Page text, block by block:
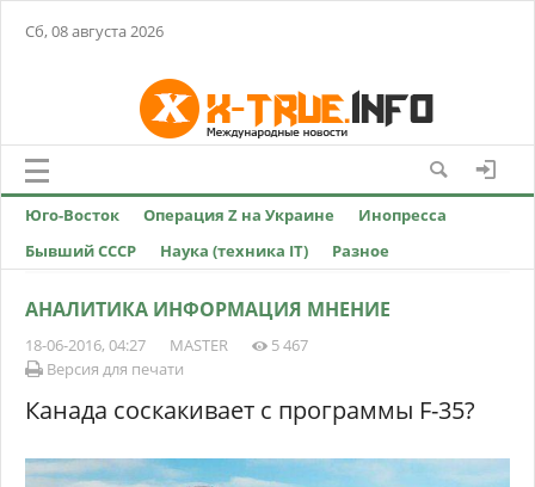
Сб, 08 августа 2026
Юго-Восток Операция Z на Украине
Инопресса
Бывший СССР
Наука (техника IT) Разное
АНАЛИТИКА ИНФОРМАЦИЯ МНЕНИЕ
18-06-2016, 04:27 MASTER
5 467
Версия для печати
Канада соскакивает с программы F-35?